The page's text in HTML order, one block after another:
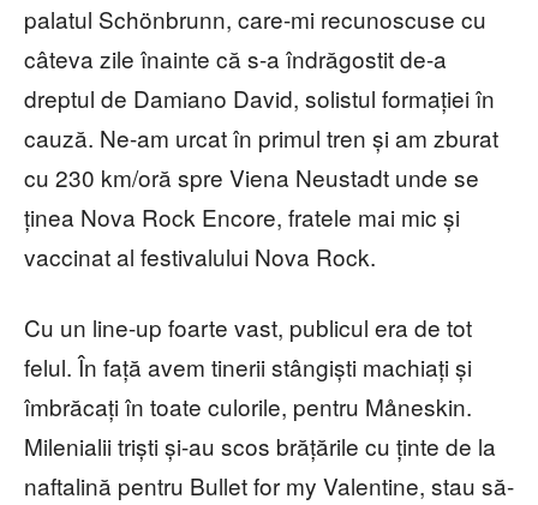
palatul Schönbrunn, care-mi recunoscuse cu
câteva zile înainte că s-a îndrăgostit de-a
dreptul de Damiano David, solistul formației în
cauză. Ne-am urcat în primul tren și am zburat
cu 230 km/oră spre Viena Neustadt unde se
ținea Nova Rock Encore, fratele mai mic și
vaccinat al festivalului Nova Rock.
Cu un line-up foarte vast, publicul era de tot
felul. În față avem tinerii stângiști machiați și
îmbrăcați în toate culorile, pentru Måneskin.
Milenialii triști și-au scos brățările cu ținte de la
naftalină pentru Bullet for my Valentine, stau să-